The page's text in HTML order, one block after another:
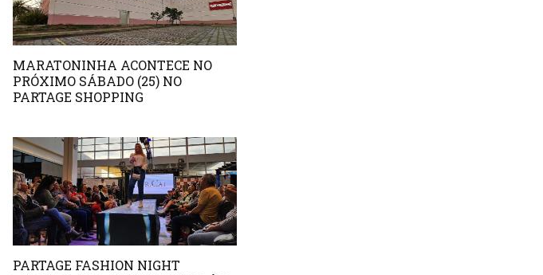
MARATONINHA ACONTECE NO
PRÓXIMO SÁBADO (25) NO
PARTAGE SHOPPING
PARTAGE FASHION NIGHT